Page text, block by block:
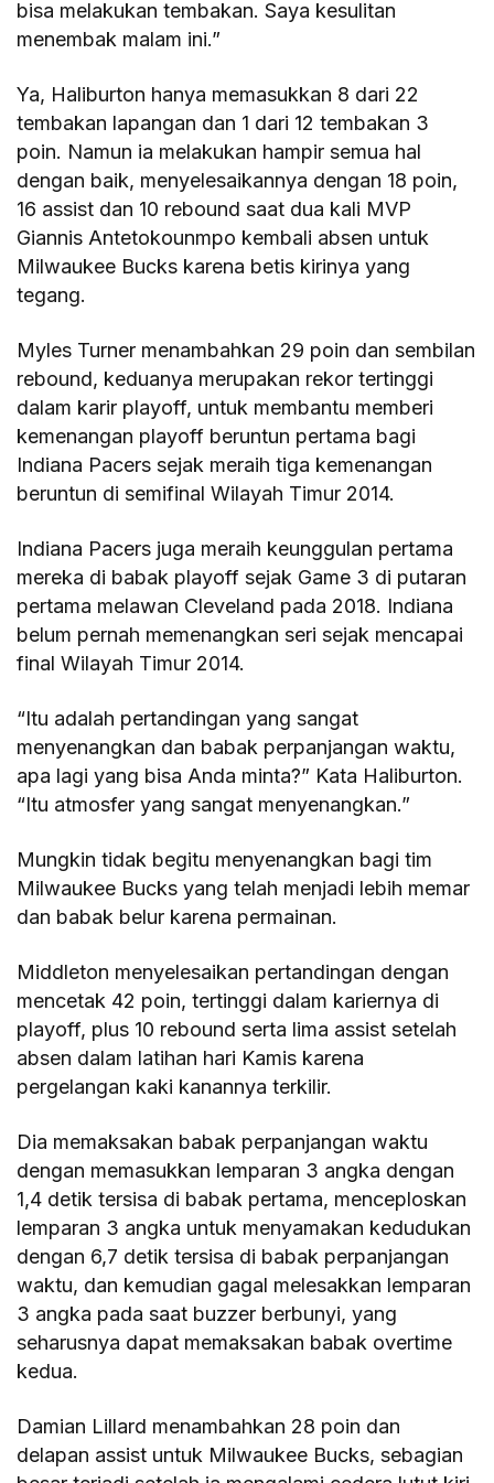
bisa melakukan tembakan. Saya kesulitan
menembak malam ini.”
Ya, Haliburton hanya memasukkan 8 dari 22
tembakan lapangan dan 1 dari 12 tembakan 3
poin. Namun ia melakukan hampir semua hal
dengan baik, menyelesaikannya dengan 18 poin,
16 assist dan 10 rebound saat dua kali MVP
Giannis Antetokounmpo kembali absen untuk
Milwaukee Bucks karena betis kirinya yang
tegang.
Myles Turner menambahkan 29 poin dan sembilan
rebound, keduanya merupakan rekor tertinggi
dalam karir playoff, untuk membantu memberi
kemenangan playoff beruntun pertama bagi
Indiana Pacers sejak meraih tiga kemenangan
beruntun di semifinal Wilayah Timur 2014.
Indiana Pacers juga meraih keunggulan pertama
mereka di babak playoff sejak Game 3 di putaran
pertama melawan Cleveland pada 2018. Indiana
belum pernah memenangkan seri sejak mencapai
final Wilayah Timur 2014.
“Itu adalah pertandingan yang sangat
menyenangkan dan babak perpanjangan waktu,
apa lagi yang bisa Anda minta?” Kata Haliburton.
“Itu atmosfer yang sangat menyenangkan.”
Mungkin tidak begitu menyenangkan bagi tim
Milwaukee Bucks yang telah menjadi lebih memar
dan babak belur karena permainan.
Middleton menyelesaikan pertandingan dengan
mencetak 42 poin, tertinggi dalam kariernya di
playoff, plus 10 rebound serta lima assist setelah
absen dalam latihan hari Kamis karena
pergelangan kaki kanannya terkilir.
Dia memaksakan babak perpanjangan waktu
dengan memasukkan lemparan 3 angka dengan
1,4 detik tersisa di babak pertama, menceploskan
lemparan 3 angka untuk menyamakan kedudukan
dengan 6,7 detik tersisa di babak perpanjangan
waktu, dan kemudian gagal melesakkan lemparan
3 angka pada saat buzzer berbunyi, yang
seharusnya dapat memaksakan babak overtime
kedua.
Damian Lillard menambahkan 28 poin dan
delapan assist untuk Milwaukee Bucks, sebagian